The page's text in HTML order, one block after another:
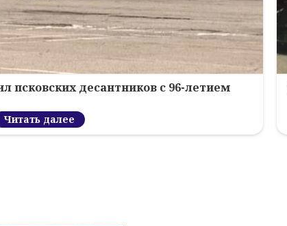
псковских десантников с 96-летием
Читать далее